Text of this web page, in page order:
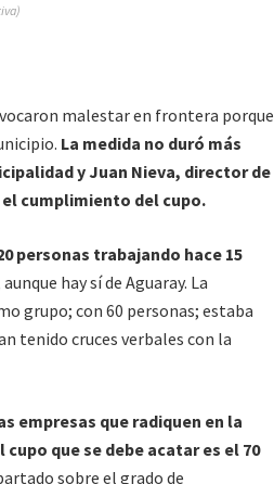
malestar en frontera porque
La medida no duró más
y Juan Nieva, director de
cumplimiento del cupo.
personas trabajando hace 15
aunque hay sí de Aguaray. La
grupo; con 60 personas; estaba
tenido cruces verbales con la
empresas que radiquen en la
cupo que se debe acatar es el 70
sobre el grado de